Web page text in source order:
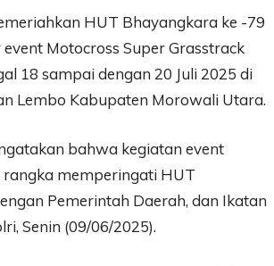
HUT Bhayangkara ke -79
Motocross Super Grasstrack
18 sampai dengan 20 Juli 2025 di
Lembo Kabupaten Morowali Utara.
bahwa kegiatan event
rangka memperingati HUT
Pemerintah Daerah, dan Ikatan
Senin (09/06/2025).